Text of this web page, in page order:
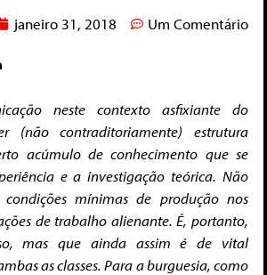
janeiro 31, 2018 Um Comentário
neste contexto asfixiante do
(não contraditoriamente) estrutura
acúmulo de conhecimento que se
e a investigação teórica. Não
mínimas de produção nos
de trabalho alienante. É, portanto,
mas que ainda assim é de vital
as classes. Para a burguesia, como